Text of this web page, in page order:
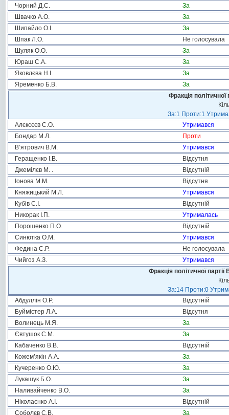
Чорний Д.С.
За
Швачко А.О.
За
Шипайло О.І.
За
Шпак Л.О.
Не голосувала
Шуляк О.О.
За
Юраш С.А.
За
Яковлєва Н.І.
За
Яременко Б.В.
За
Фракція
За:1 Проти:1
Алєксєєв С.О.
Утримався
Бондар М.Л.
Проти
В’ятрович В.М.
Утримався
Геращенко І.В.
Відсутня
Джемілєв М. .
Відсутній
Іонова М.М.
Відсутня
Княжицький М.Л.
Утримався
Кубів С.І.
Відсутній
Никорак І.П.
Утрималась
Порошенко П.О.
Відсутній
Синютка О.М.
Утримався
Федина С.Р.
Не голосувала
Чийгоз А.З.
Утримався
Фракція політичної
За:14 Проти:0
Абдуллін О.Р.
Відсутній
Буймістер Л.А.
Відсутня
Волинець М.Я.
За
Євтушок С.М.
За
Кабаченко В.В.
Відсутній
Кожем’якін А.А.
За
Кучеренко О.Ю.
За
Лукашук Б.О.
За
Наливайченко В.О.
За
Ніколаєнко А.І.
Відсутній
Соболєв С.В.
За